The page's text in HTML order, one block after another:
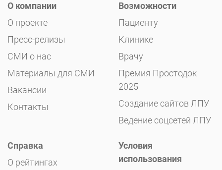
О компании
О проекте
Пресс-релизы
СМИ о нас
Материалы для СМИ
Вакансии
Контакты
Возможности
Пациенту
Клинике
Врачу
Премия Простодок
2025
Создание сайтов ЛПУ
Ведение соцсетей ЛПУ
Справка
О рейтингах
Условия
использования